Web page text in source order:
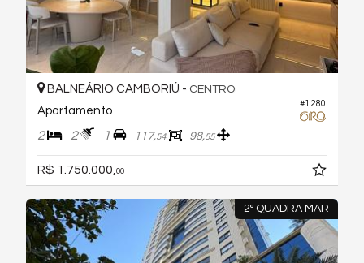
#1.280
BALNEÁRIO CAMBORIÚ - CENTRO
Apartamento
2 2 1 117,54 98,55
R$ 1.750.000, 00
2º QUADRA MAR